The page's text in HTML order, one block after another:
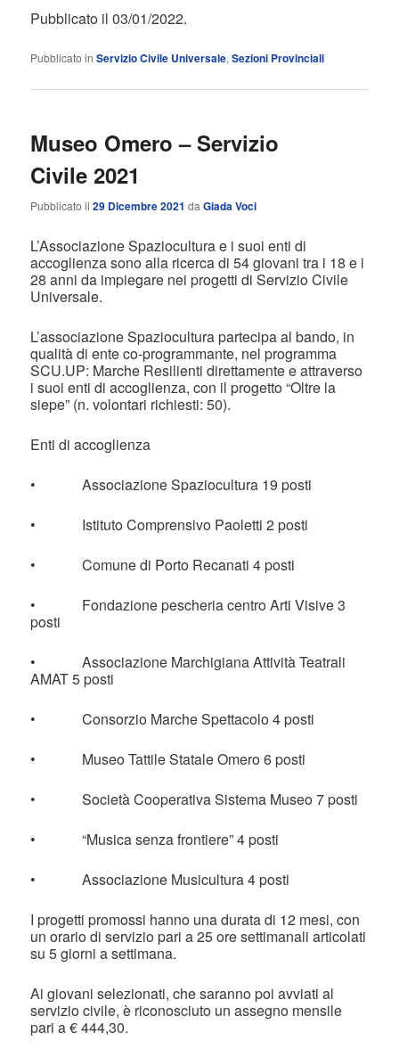
Pubblicato il 03/01/2022.
Pubblicato in Servizio Civile Universale,Sezioni Provinciali
Museo Omero – Servizio
Civile 2021
Pubblicato il29 Dicembre 2021 daGiada Voci
L’Associazione Spaziocultura e i suoi enti di
accoglienza sono alla ricerca di 54 giovani tra i 18 e i
28 anni da impiegare nei progetti di Servizio Civile
Universale.
L’associazione Spaziocultura partecipa al bando, in
qualità di ente co-programmante, nel programma
SCU.UP: Marche Resilienti direttamente e attraverso
i suoi enti di accoglienza, con il progetto “Oltre la
siepe” (n. volontari richiesti: 50).
Enti di accoglienza
• Associazione Spaziocultura 19 posti
• Istituto Comprensivo Paoletti 2 posti
• Comune di Porto Recanati 4 posti
• Fondazione pescheria centro Arti Visive 3
posti
• Associazione Marchigiana Attività Teatrali
AMAT 5 posti
• Consorzio Marche Spettacolo 4 posti
• Museo Tattile Statale Omero 6 posti
• Società Cooperativa Sistema Museo 7 posti
• “Musica senza frontiere” 4 posti
• Associazione Musicultura 4 posti
I progetti promossi hanno una durata di 12 mesi, con
un orario di servizio pari a 25 ore settimanali articolati
su 5 giorni a settimana.
Ai giovani selezionati, che saranno poi avviati al
servizio civile, è riconosciuto un assegno mensile
pari a € 444,30.